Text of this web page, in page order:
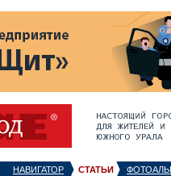
НАВИГАТОР СТАТЬИ